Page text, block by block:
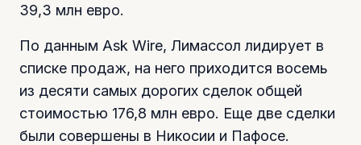
39,3 млн евро.
По данным Ask Wire, Лимассол лидирует в
списке продаж, на него приходится восемь
из десяти самых дорогих сделок общей
стоимостью 176,8 млн евро. Еще две сделки
были совершены в Никосии и Пафосе.